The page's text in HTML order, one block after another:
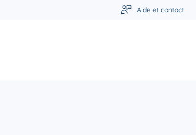
Aide et contact